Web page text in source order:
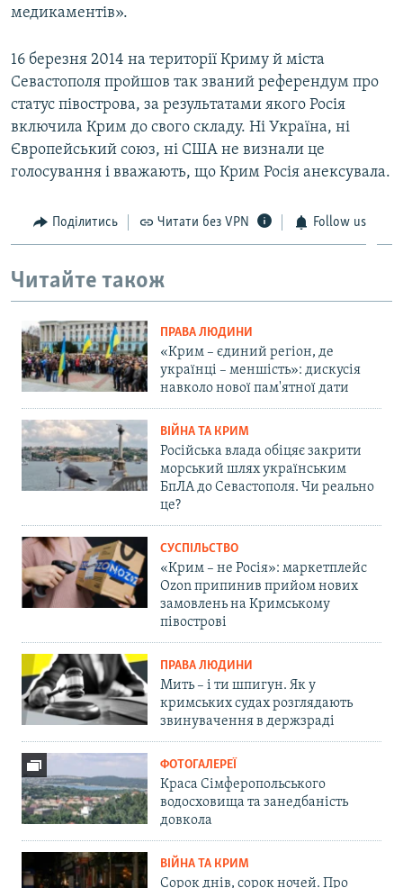
медикаментів».
16 березня 2014 на території Криму й міста
Севастополя пройшов так званий референдум про
статус півострова, за результатами якого Росія
включила Крим до свого складу. Ні Україна, ні
Європейський союз, ні США не визнали це
голосування і вважають, що Крим Росія анексувала.
Поділитись Читати без VPN Follow us
Читайте також
ПРАВА ЛЮДИНИ
«Крим – єдиний регіон, де
українці – меншість»: дискусія
навколо нової пам'ятної дати
ВІЙНА ТА КРИМ
Російська влада обіцяє закрити
морський шлях українським
БпЛА до Севастополя. Чи реально
це?
СУСПІЛЬСТВО
«Крим – не Росія»: маркетплейс
Ozon припинив прийом нових
замовлень на Кримському
півострові
ПРАВА ЛЮДИНИ
Мить – і ти шпигун. Як у
кримських судах розглядають
звинувачення в держзраді
ФОТОГАЛЕРЕЇ
Краса Сімферопольського
водосховища та занедбаність
довкола
ВІЙНА ТА КРИМ
Сорок днів, сорок ночей. Про